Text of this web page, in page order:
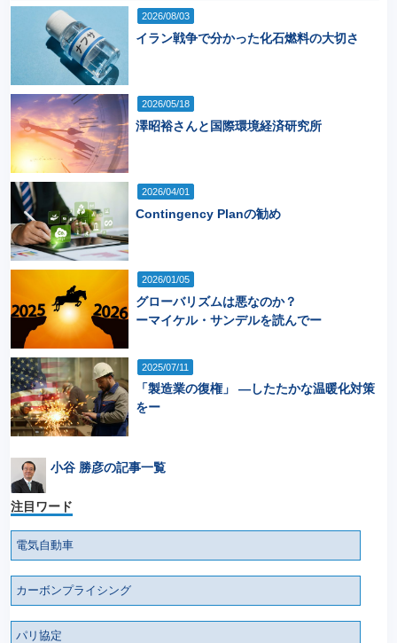
2026/08/03
イラン戦争で分かった化石燃料の大切さ
2026/05/18
澤昭裕さんと国際環境経済研究所
2026/04/01
Contingency Planの勧め
2026/01/05
グローバリズムは悪なのか？
ーマイケル・サンデルを読んでー
2025/07/11
「製造業の復権」 ―したたかな温暖化対策
をー
小谷 勝彦の記事一覧
注目ワード
電気自動車
カーボンプライシング
パリ協定